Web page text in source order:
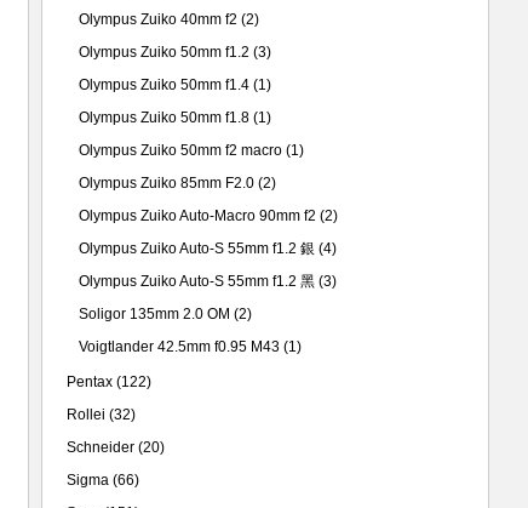
Olympus Zuiko 40mm f2 (2)
Olympus Zuiko 50mm f1.2 (3)
Olympus Zuiko 50mm f1.4 (1)
Olympus Zuiko 50mm f1.8 (1)
Olympus Zuiko 50mm f2 macro (1)
Olympus Zuiko 85mm F2.0 (2)
Olympus Zuiko Auto-Macro 90mm f2 (2)
Olympus Zuiko Auto-S 55mm f1.2 銀 (4)
Olympus Zuiko Auto-S 55mm f1.2 黑 (3)
Soligor 135mm 2.0 OM (2)
Voigtlander 42.5mm f0.95 M43 (1)
Pentax (122)
Rollei (32)
Schneider (20)
Sigma (66)